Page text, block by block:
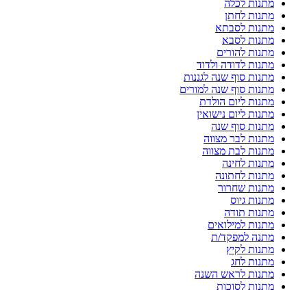
מתנות לכלה
מתנות לחתן
מתנות לסבתא
מתנות לסבא
מתנות להורים
מתנות לדודה ולדוד
מתנות סוף שנה לגננות
מתנות סוף שנה למורים
מתנות ליום הולדת
מתנות ליום נישואין
מתנות סוף שנה
מתנות לבר מצווה
מתנות לבת מצווה
מתנות לחינה
מתנות לחתונה
מתנות שחרור
מתנות גיוס
מתנות תודה
מתנות למילואים
מתנה למפקד/ת
מתנות לקיץ
מתנות לחג
מתנות לראש השנה
מתנות לסוכות